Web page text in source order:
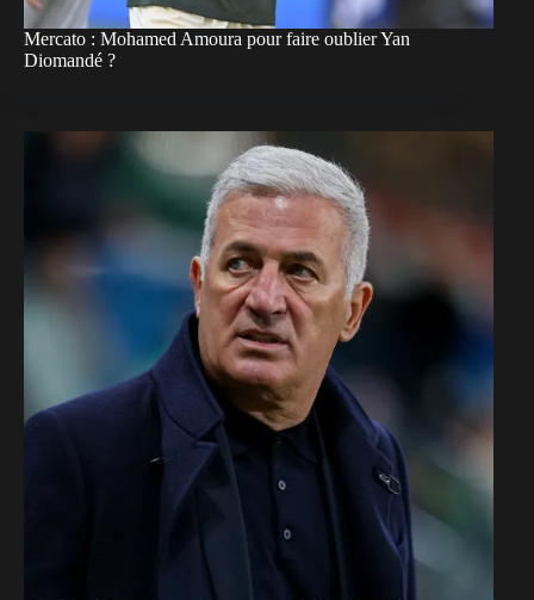
Mercato : Mohamed Amoura pour faire oublier Yan
Diomandé ?